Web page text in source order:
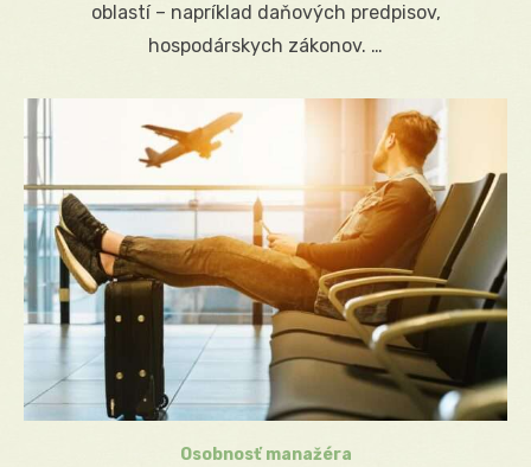
oblastí – napríklad daňových predpisov,
hospodárskych zákonov. …
Osobnosť manažéra